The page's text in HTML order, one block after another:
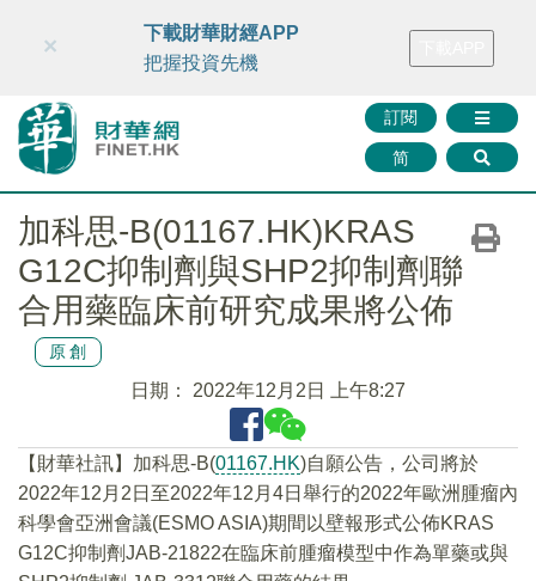
財華智庫網 FINTV FINMETA 財華證券 媒體矩陣
訂閱
简
×
下載財華財經APP
把握投資先機
加科思-B(01167.HK)KRAS
G12C抑制劑與SHP2抑制劑聯
合用藥臨床前研究成果將公佈
原創
日期： 2022年12月2日 上午8:27
【財華社訊】加科思-B(01167.HK)自願公告，公司將於
2022年12月2日至2022年12月4日舉行的2022年歐洲腫瘤內
科學會亞洲會議(ESMO ASIA)期間以壁報形式公佈KRAS
G12C抑制劑JAB-21822在臨床前腫瘤模型中作為單藥或與